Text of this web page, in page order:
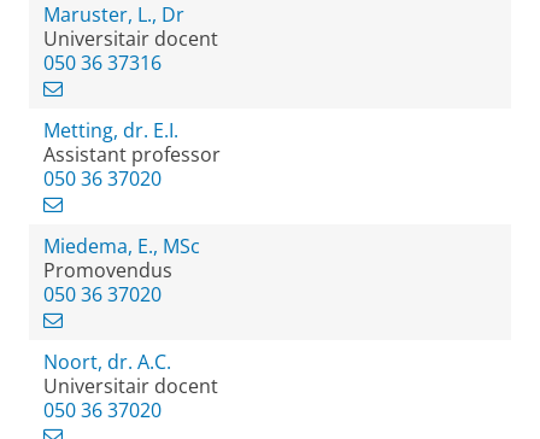
Maruster, L., Dr
Universitair docent
050 36 37316
Metting, dr. E.I.
Assistant professor
050 36 37020
Miedema, E., MSc
Promovendus
050 36 37020
Noort, dr. A.C.
Universitair docent
050 36 37020